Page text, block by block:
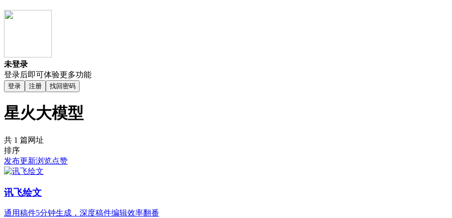
未登录
登录后即可体验更多功能
登录 注册 找回密码
星火大模型
共 1 篇网址
排序
发布更新浏览点赞
讯飞绘文
通用稿件5分钟生成，深度稿件编辑效率翻番